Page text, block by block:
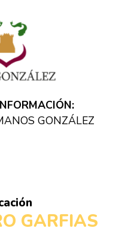
GONZÁLEZ
GARFIAS